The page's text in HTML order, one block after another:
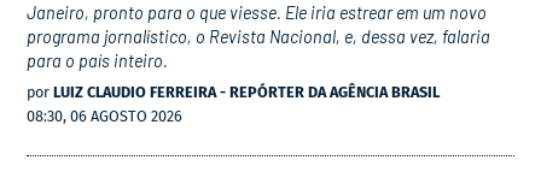
Janeiro, pronto para o que viesse. Ele iria estrear em um novo
programa jornalístico, o Revista Nacional, e, dessa vez, falaria
para o país inteiro.
por LUIZ CLAUDIO FERREIRA - REPÓRTER DA AGÊNCIA BRASIL
08:30, 06 AGOSTO 2026